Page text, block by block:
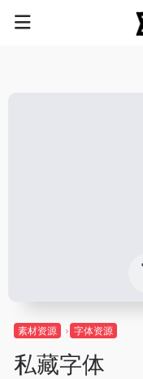
素材资源 字体资源
私藏字体